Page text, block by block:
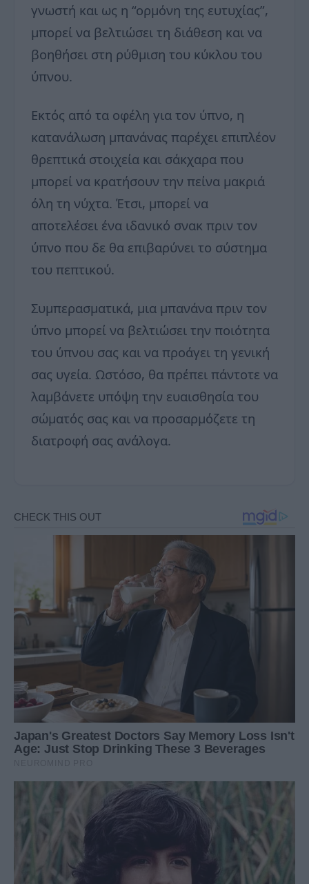
γνωστή και ως η “ορμόνη της ευτυχίας”,
μπορεί να βελτιώσει τη διάθεση και να
βοηθήσει στη ρύθμιση του κύκλου του
ύπνου.
Εκτός από τα οφέλη για τον ύπνο, η
κατανάλωση μπανάνας παρέχει επιπλέον
θρεπτικά στοιχεία και σάκχαρα που
μπορεί να κρατήσουν την πείνα μακριά
όλη τη νύχτα. Έτσι, μπορεί να
αποτελέσει ένα ιδανικό σνακ πριν τον
ύπνο που δε θα επιβαρύνει το σύστημα
του πεπτικού.
Συμπερασματικά, μια μπανάνα πριν τον
ύπνο μπορεί να βελτιώσει την ποιότητα
του ύπνου σας και να προάγει τη γενική
σας υγεία. Ωστόσο, θα πρέπει πάντοτε να
λαμβάνετε υπόψη την ευαισθησία του
σώματός σας και να προσαρμόζετε τη
διατροφή σας ανάλογα.